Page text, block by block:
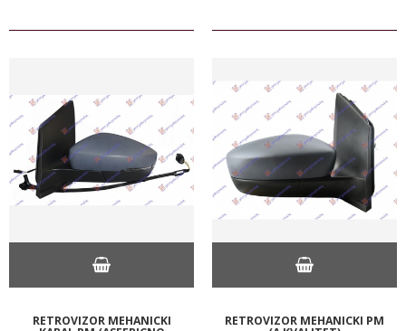
RETROVIZOR MEHANICKI RETROVIZOR MEHANICKI PM